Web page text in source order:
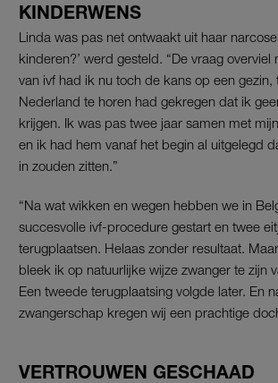
KINDERWENS
Linda was pas net ontwaakt uit haar
kinderen?’ werd gesteld. “De vraag
van ivf had ik nu toch de kans op een gezin,
Nederland te horen had gekregen dat ik
krijgen. Ik was pas twee jaar samen met
en ik had hem vanaf het begin al uitgelegd
in zouden zitten.”
“Na wat wikken en wegen hebben we in
succesvolle ivf-procedure gestart en twee
terugplaatsen. Helaas zonder resultaat.
bleek ik op natuurlijke wijze zwanger te zijn
Een tweede terugplaatsing volgde later. En
zwangerschap kregen wij een prachtige
VERTROUWEN GESCHAAD